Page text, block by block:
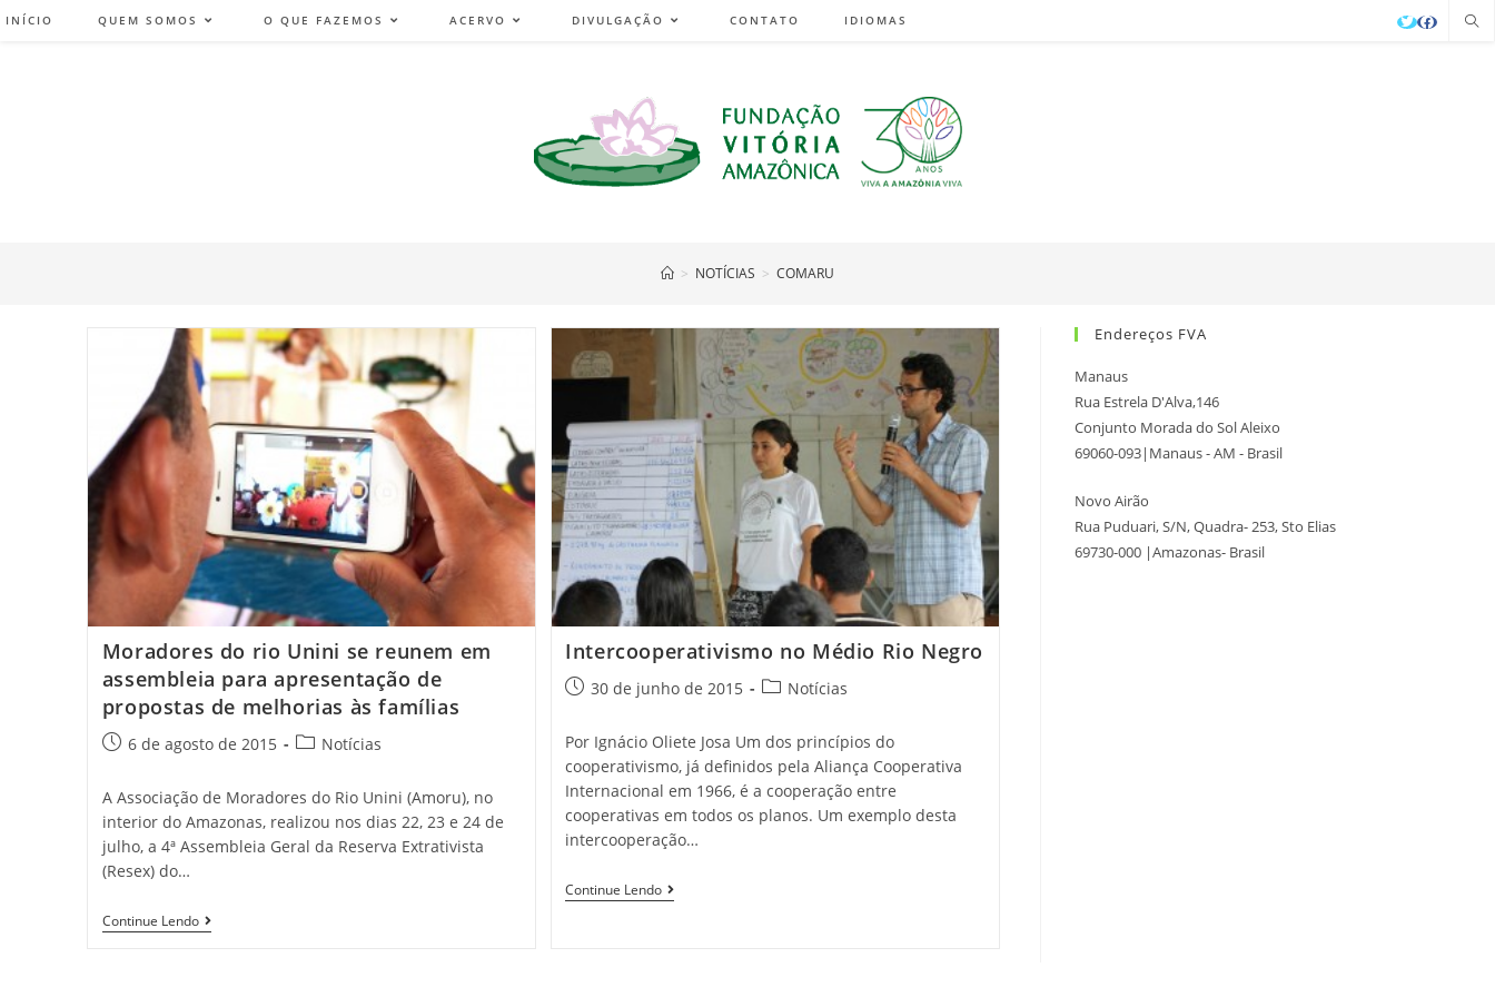
INÍCIO QUEM SOMOS O QUE FAZEMOS ACERVO DIVULGAÇÃO CONTATO IDIOMAS
> NOTÍCIAS > COMARU
Moradores do rio Unini se reunem em
assembleia para apresentação de
propostas de melhorias às famílias
6 de agosto de 2015 Notícias
A Associação de Moradores do Rio Unini (Amoru), no
interior do Amazonas, realizou nos dias 22, 23 e 24 de
julho, a 4ª Assembleia Geral da Reserva Extrativista
(Resex) do…
Continue Lendo
Intercooperativismo no Médio Rio Negro
30 de junho de 2015 Notícias
Por Ignácio Oliete Josa Um dos princípios do
cooperativismo, já definidos pela Aliança Cooperativa
Internacional em 1966, é a cooperação entre
cooperativas em todos os planos. Um exemplo desta
intercooperação…
Continue Lendo
Endereços FVA
Manaus
Rua Estrela D'Alva,146
Conjunto Morada do Sol Aleixo
69060-093|Manaus - AM - Brasil
Novo Airão
Rua Puduari, S/N, Quadra- 253, Sto Elias
69730-000 |Amazonas- Brasil